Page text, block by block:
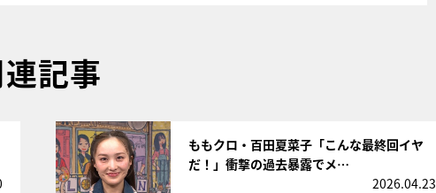
記事
ももクロ・百田夏菜子「こんな最終回イヤ
だ！」衝撃の過去暴露でメ…
2026.04.23